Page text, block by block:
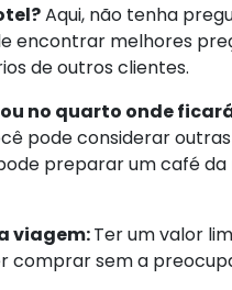
Aqui, não tenha
encontrar melhores
de outros clientes.
no quarto onde
pode considerar
preparar um café
viagem:Ter um valor
comprar sem a